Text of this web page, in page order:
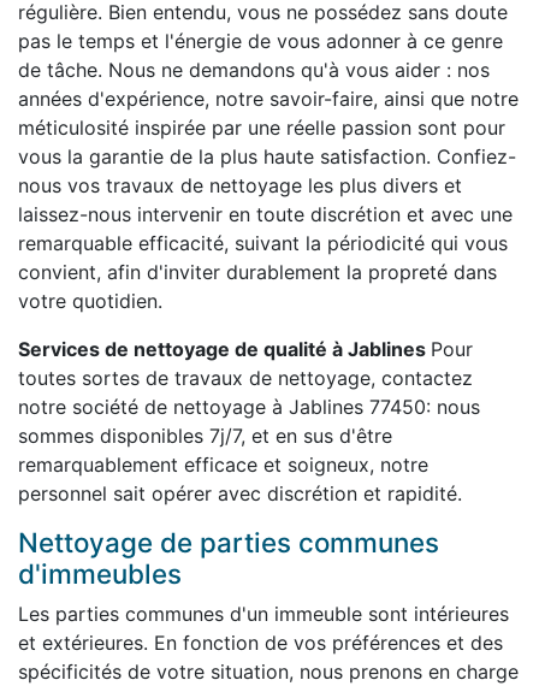
régulière. Bien entendu, vous ne possédez sans doute
pas le temps et l'énergie de vous adonner à ce genre
de tâche. Nous ne demandons qu'à vous aider : nos
années d'expérience, notre savoir-faire, ainsi que notre
méticulosité inspirée par une réelle passion sont pour
vous la garantie de la plus haute satisfaction. Confiez-
nous vos travaux de nettoyage les plus divers et
laissez-nous intervenir en toute discrétion et avec une
remarquable efficacité, suivant la périodicité qui vous
convient, afin d'inviter durablement la propreté dans
votre quotidien.
Services de nettoyage de qualité à Jablines Pour
toutes sortes de travaux de nettoyage, contactez
notre société de nettoyage à Jablines 77450: nous
sommes disponibles 7j/7, et en sus d'être
remarquablement efficace et soigneux, notre
personnel sait opérer avec discrétion et rapidité.
Nettoyage de parties communes
d'immeubles
Les parties communes d'un immeuble sont intérieures
et extérieures. En fonction de vos préférences et des
spécificités de votre situation, nous prenons en charge